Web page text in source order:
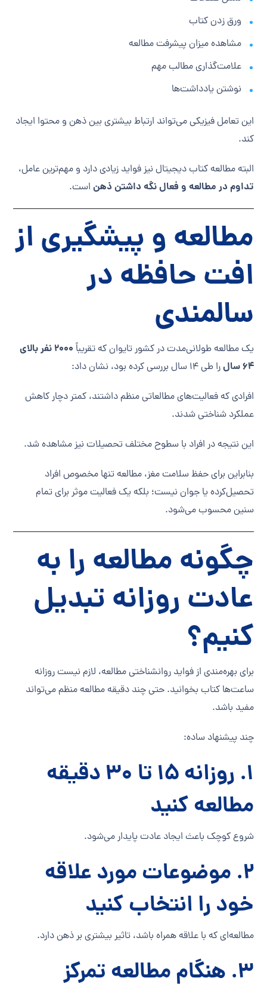
ورق زدن کتاب
مشاهده میزان پیشرفت مطالعه
علامت‌گذاری مطالب مهم
نوشتن یادداشت‌ها
این تعامل فیزیکی می‌تواند ارتباط بیشتری بین ذهن و محتوا ایجاد
کند.
البته مطالعه کتاب دیجیتال نیز فواید زیادی دارد و مهم‌ترین عامل،
تداوم در مطالعه و فعال نگه داشتن ذهن است.
مطالعه و پیشگیری از
افت حافظه در
سالمندی
یک مطالعه طولانی‌مدت در کشور تایوان که تقریباً
۲۰۰۰ نفر بالای
۶۴ سال
را طی ۱۴ سال بررسی کرده بود، نشان داد:
افرادی که فعالیت‌های مطالعاتی منظم داشتند، کمتر دچار کاهش
عملکرد شناختی شدند.
این نتیجه در افراد با سطوح مختلف تحصیلات نیز مشاهده شد.
بنابراین برای حفظ سلامت مغز، مطالعه تنها مخصوص افراد
تحصیل‌کرده یا جوان نیست؛ بلکه یک فعالیت موثر برای تمام
سنین محسوب می‌شود.
چگونه مطالعه را به
عادت روزانه تبدیل
کنیم؟
برای بهره‌مندی از فواید روانشناختی مطالعه، لازم نیست روزانه
ساعت‌ها کتاب بخوانید. حتی چند دقیقه مطالعه منظم می‌تواند
مفید باشد.
چند پیشنهاد ساده:
۱. روزانه ۱۵ تا ۳۰ دقیقه
مطالعه کنید
شروع کوچک باعث ایجاد عادت پایدار می‌شود.
۲. موضوعات مورد علاقه
خود را انتخاب کنید
مطالعه‌ای که با علاقه همراه باشد، تاثیر بیشتری بر ذهن دارد.
۳. هنگام مطالعه تمرکز